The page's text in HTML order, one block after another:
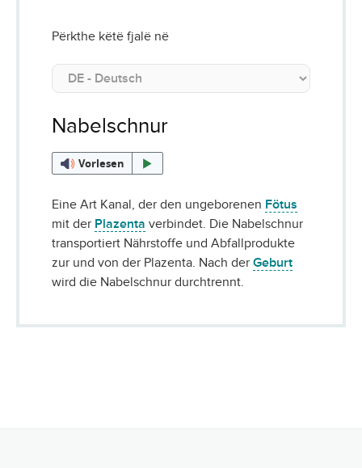
Përkthe këtë fjalë në
Nabelschnur
Vorlesen
Eine Art Kanal, der den ungeborenen Fötus
mit der Plazenta verbindet. Die Nabelschnur
transportiert Nährstoffe und Abfallprodukte
zur und von der Plazenta. Nach der Geburt
wird die Nabelschnur durchtrennt.